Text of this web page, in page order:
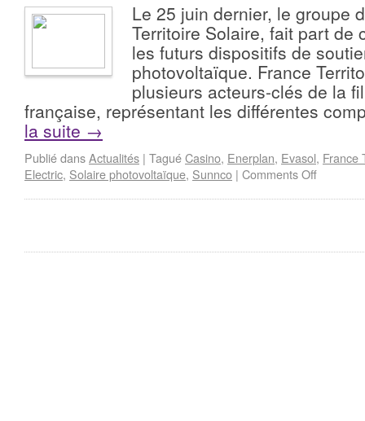
Le 25 juin dernier, le groupe
Territoire Solaire, fait part de
les futurs dispositifs de
photovoltaïque. France
plusieurs acteurs-clés de la
française, représentant les différentes
la suite →
Publié dansActualités | TaguéCasino, Enerplan, Evasol, France
Electric, Solaire photovoltaïque, Sunnco | Comments Off